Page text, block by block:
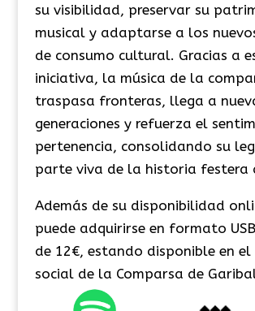
su visibilidad, preservar su
musical y adaptarse a los
de consumo cultural. Gracias a
iniciativa, la música de la
traspasa fronteras, llega a
generaciones y refuerza el
pertenencia, consolidando su
parte viva de la historia festera
Además de su disponibilidad
puede adquirirse en formato
de 12€, estando disponible en
social de la Comparsa de